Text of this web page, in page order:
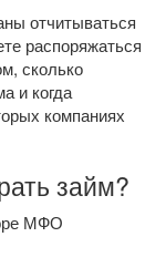
отчитываться
распоряжаться
сколько
и когда
компаниях
займ?
МФО